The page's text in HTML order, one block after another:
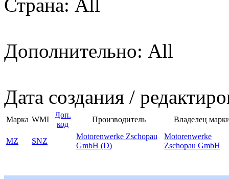
Страна: All
Дополнительно: All
Дата создания /
Марка WMI
Доп.
код
Производитель Владелец
MZ SNZ
Motorenwerke Zschopau
GmbH (D)
Motorenwerke
Zschopau GmbH